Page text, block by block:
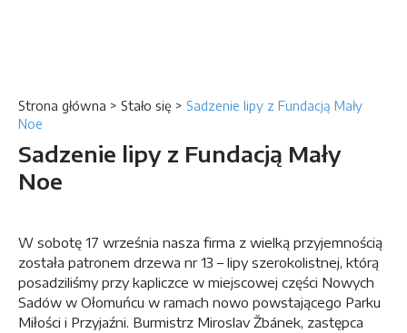
Strona główna > Stało się > Sadzenie lipy z Fundacją Mały
Noe
Sadzenie lipy z Fundacją Mały
Noe
W sobotę 17 września nasza firma z wielką przyjemnością
została patronem drzewa nr 13 – lipy szerokolistnej, którą
posadziliśmy przy kapliczce w miejscowej części Nowych
Sadów w Ołomuńcu w ramach nowo powstającego Parku
Miłości i Przyjaźni. Burmistrz Miroslav Žbánek, zastępca